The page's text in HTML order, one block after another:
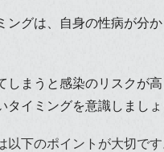
ングは、自身の性病が分
しまうと感染のリスクが
タイミングを意識しましょ
以下のポイントが大切です